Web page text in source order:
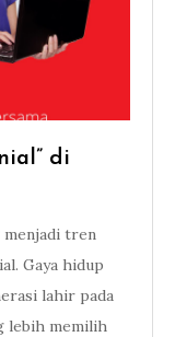
di
menjadi tren
Gaya hidup
lahir pada
lebih memilih